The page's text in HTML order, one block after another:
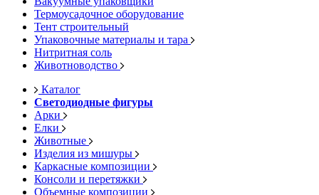
Термоусадочное оборудование
Тент строительный
Упаковочные материалы и тара
Нитритная соль
Животноводство
Каталог
Светодиодные фигуры
Арки
Елки
Животные
Изделия из мишуры
Каркасные композиции
Консоли и перетяжки
Объемные композиции